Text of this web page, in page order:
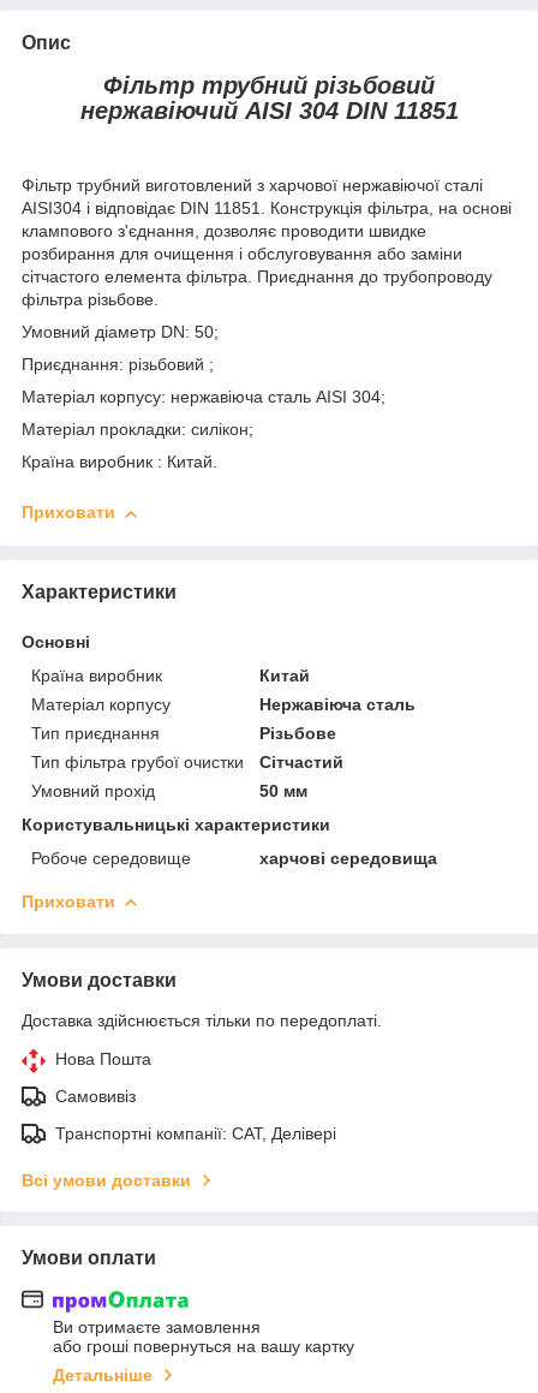
Опис
Фільтр трубний різьбовий
нержавіючий AISI 304 DIN 11851
Фільтр трубний виготовлений з харчової нержавіючої сталі
AISI304 і відповідає DIN 11851. Конструкція фільтра, на основі
клампового з'єднання, дозволяє проводити швидке
розбирання для очищення і обслуговування або заміни
сітчастого елемента фільтра. Приєднання до трубопроводу
фільтра різьбове.
Умовний діаметр DN: 50;
Приєднання: різьбовий ;
Матеріал корпусу: нержавіюча сталь AISI 304;
Матеріал прокладки: силікон;
Країна виробник : Китай.
Приховати
Характеристики
Основні
Країна виробник
Китай
Матеріал корпусу
Нержавіюча сталь
Тип приєднання
Різьбове
Тип фільтра грубої очистки
Сітчастий
Умовний прохід
50 мм
Користувальницькі характеристики
Робоче середовище
харчові середовища
Приховати
Умови доставки
Доставка здійснюється тільки по передоплаті.
Нова Пошта
Самовивіз
Транспортні компанії: САТ, Делівері
Всі умови доставки
Умови оплати
Ви отримаєте замовлення
або гроші повернуться на вашу картку
Детальніше